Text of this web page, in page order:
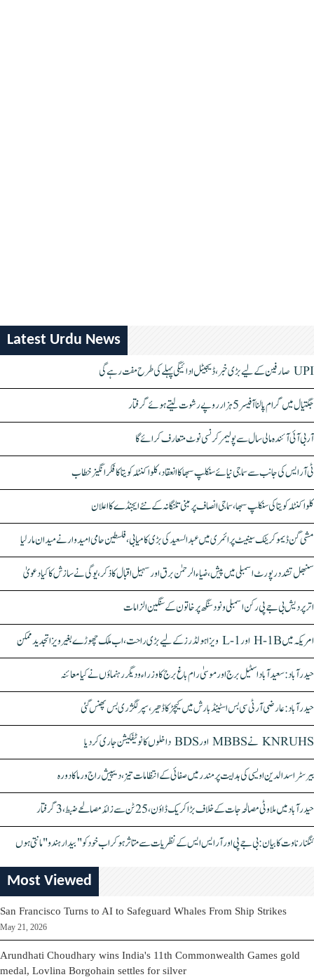
Latest Urdu News
UPI صارفین کے لیے بڑی خبر، ڈیجیٹل ادائیگی پہلے کی طرح مفت رہے گی
جگتیال میں گرام پالنا آفیسر 5 ہزار روپے رشوت لیتے ہوئے گرفتار
آر بی آئی آئندہ مالی سال سے پولیمر کرنسی نوٹ متعارف کرائے گا
ٹی آر ایس کی جانب سے سماجی نیائے سنکلپ سبھا کا انعقاد، کلواکنٹلہ کویتا کا فکر انگیز خطاب
کلواکنٹلہ کویتا کی سنکلپ سبھا، سماجی انصاف پر مبنی تلنگانہ کے نئے ایجنڈے کا اعلان
مشی گن ڈیموکریٹک سینیٹ پرائمری میں عبدالسعید کی بڑی کامیابی، فلسطین حامی امیدوار نے میدان مار لیا
سنبھل تشدد رپورٹ اسمبلی میں پیش، ضیاء الرحمٰن برق اور سہیل اقبال کا ذکر، یوگی نے سازش کا کیا دعویٰ
اتر پردیش بی جے پی رکن اسمبلی ونود سنگھ پر خاتون کے سنگین الزامات
امریکہ میں H-1B اور L-1 ویزا ہولڈرز کے لیے بڑی راحت، اب ملک چھوڑے بغیر ویزا تجدید ممکن
حیدرآباد: سعیدآباد اسٹیل برج اور موسیٰ رام باغ برج کا وزراء و دیگر رہنماؤں نے کیا معائنہ
حیدرآباد: عارضی آر ٹی سی بس اسٹینڈ بارش میں کیچڑ کا ڈھیر، سپر لگژری بس پھنس گئی
KNRUHS نے MBBS اور BDS داخلوں کا نوٹیفکیشن جاری کر دیا
بیرسٹر اسدالدین اویسی کی ہدایت پر مندر میں صفائی کے انتظامات تیز، دیپیش راج ورما کا دورہ
حیدرآباد میں ملاوٹی مصالحہ جات کے خلاف بڑا کریک ڈاؤن، 25 ٹن سے زائد مصالحے ضبط، 3 گرفتار
کنگنا رناوت کا بیان: بی جے پی اور آر ایس ایس کے نظریات سے متاثر ہو کر اب خود کو "بیدار ہندو" مانتی ہوں
Most Viewed
San Francisco Turns to AI to Safeguard Whales From Ship Strikes
May 21, 2026
Arundhati Choudhary wins India's 11th Commonwealth Games gold
medal, Lovlina Borgohain settles for silver